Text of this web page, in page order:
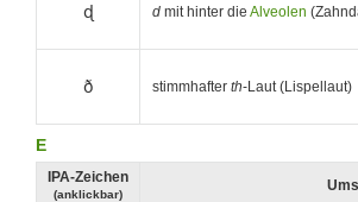
ɖ d mit hinter die Alveolen
ð stimmhafter th-Laut (Lispellaut)
E
IPA-Zeichen
(anklickbar)